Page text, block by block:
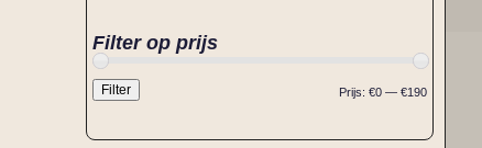
Filter op prijs
Filter Prijs: €0 — €190